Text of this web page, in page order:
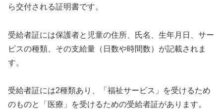
ら交付される証明書です。
受給者証には保護者と児童の住所、氏名、生年月日、サー
ビスの種類、その支給量（日数や時間数）が記載されま
す。
受給者証には2種類あり、「福祉サービス」を受けるため
のものと「医療」を受けるための受給者証があります。